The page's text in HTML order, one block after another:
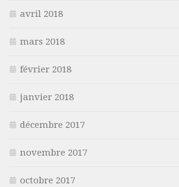
avril 2018
mars 2018
février 2018
janvier 2018
décembre 2017
novembre 2017
octobre 2017